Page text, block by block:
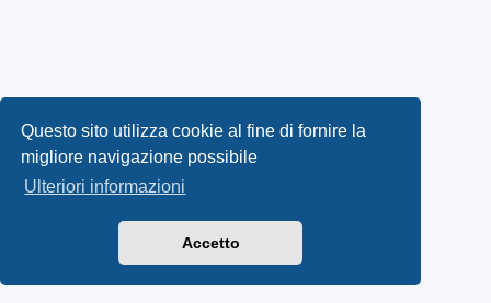
Questo sito utilizza cookie al fine di fornire la
migliore navigazione possibile
Ulteriori informazioni
Accetto